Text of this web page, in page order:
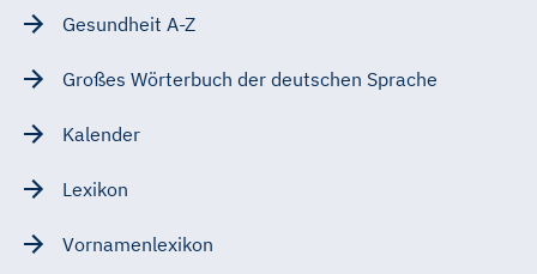
Gesundheit A-Z
Großes Wörterbuch der deutschen Sprache
Kalender
Lexikon
Vornamenlexikon